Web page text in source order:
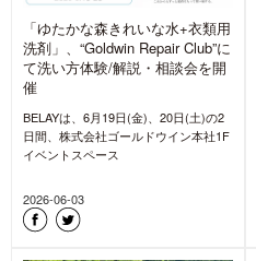
「ゆたかな森きれいな水+衣類用
洗剤」、“Goldwin Repair Club”に
て洗い方体験/解説・相談会を開
催
BELAYは、6月19日(金)、20日(土)の2
日間、株式会社ゴールドウイン本社1F
イベントスペース
2026-06-03